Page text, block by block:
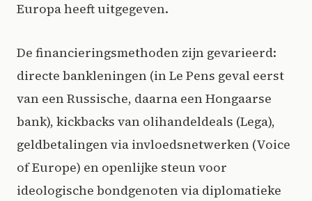
Europa heeft uitgegeven.
De financieringsmethoden zijn gevarieerd:
directe bankleningen (in Le Pens geval eerst
van een Russische, daarna een Hongaarse
bank), kickbacks van olihandeldeals (Lega),
geldbetalingen via invloedsnetwerken (Voice
of Europe) en openlijke steun voor
ideologische bondgenoten via diplomatieke